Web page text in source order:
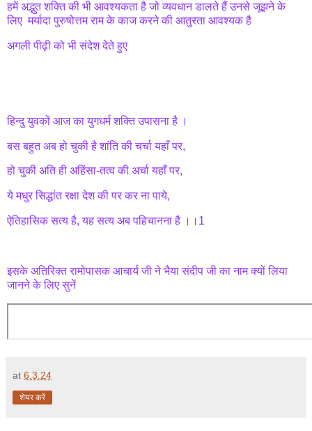
हमें अद्भुत शक्ति की भी आवश्यकता है जो व्यवधान डालते हैं उनसे जूझने के
लिए मर्यादा पुरुषोत्तम राम के काज करने की आतुरता आवश्यक है
अगली पीढ़ी को भी संदेश देते हुए
हिन्दु युवकों आज का युगधर्म शक्ति उपासना है ।
बस बहुत अब हो चुकी है शांति की चर्चा यहाँ पर,
हो चुकी अति ही अहिंसा-तत्व की अर्चा यहाँ पर,
ये मधुर सिद्धांत रक्षा देश की पर कर ना पाये,
ऐतिहासिक सत्य है, यह सत्य अब पहिचानना है ।।1
इसके अतिरिक्त रामोपासक आचार्य जी ने भैया संदीप जी का नाम क्यों लिया
जानने के लिए सुनें
at 6.3.24
शेयर करें